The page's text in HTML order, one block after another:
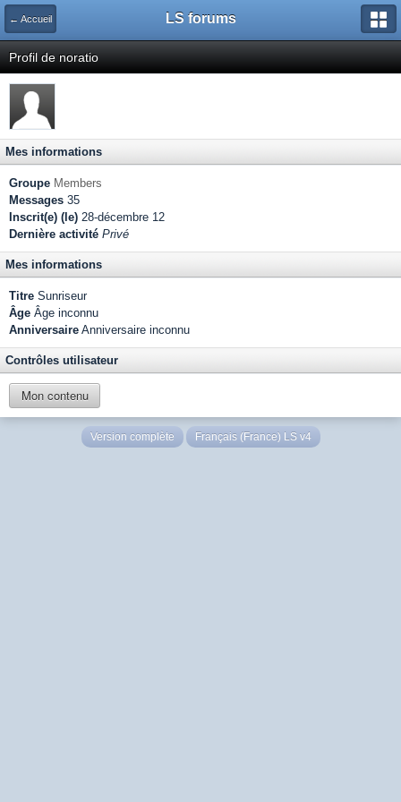
← Accueil LS forums
Profil de noratio
Mes informations
Groupe Members
Messages 35
Inscrit(e) (le) 28-décembre 12
Dernière activité Privé
Mes informations
Titre Sunriseur
Âge Âge inconnu
Anniversaire Anniversaire inconnu
Contrôles utilisateur
Mon contenu
Version complète Français (France) LS v4